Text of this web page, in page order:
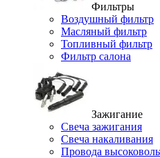
Фильтры
Воздушный фильтр
Масляный фильтр
Топливный фильтр
Фильтр салона
Зажигание
Свеча зажигания
Свеча накаливания
Провода